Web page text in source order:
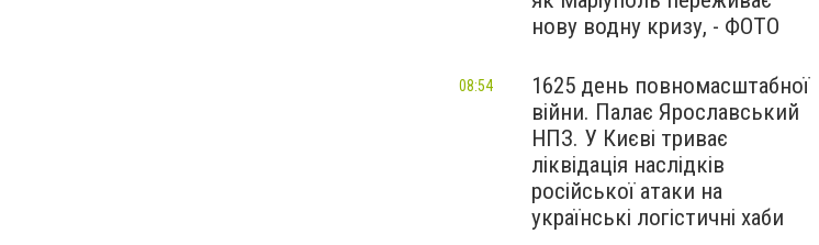
нову водну кризу, - ФОТО
1625 день повномасштабної
війни. Палає Ярославський
НПЗ. У Києві триває
ліквідація наслідків
російської атаки на
українські логістичні хаби
08:54